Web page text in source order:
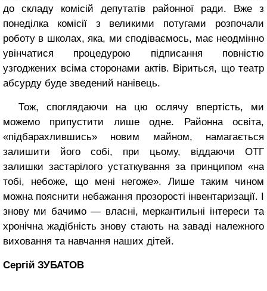
до складу комісій депутатів районної ради. Вже з
понеділка комісії з великими потугами розпочали
роботу в школах, яка, ми сподіваємось, має неодмінно
увінчатися процедурою підписання повністю
узгоджених всіма сторонами актів. Віриться, що театр
абсурду буде зведений нанівець.
Тож, споглядаючи на цю ослячу впертість, ми
можемо припустити лише одне. Районна освіта,
«підбарахлившись» новим майном, намагається
залишити його собі, при цьому, віддаючи ОТГ
залишки застарілого устаткування за принципом «на
тобі, небоже, що мені негоже». Лише таким чином
можна пояснити небажання прозорості інвентаризації. І
знову ми бачимо — власні, меркантильні інтереси та
хронічна жадібність знову стають на заваді належного
виховання та навчання наших дітей.
Сергій ЗУБАТОВ